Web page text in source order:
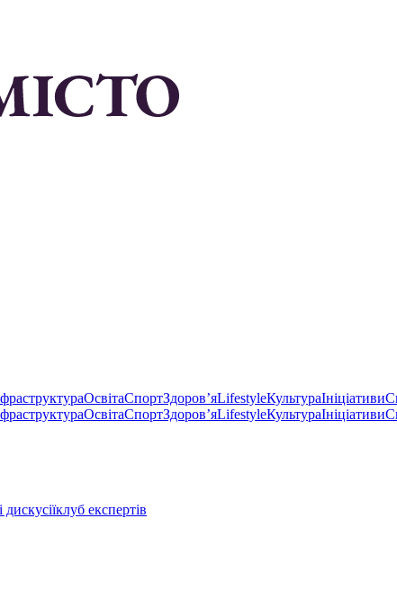
ОсвітаСпортЗдоровʼяLifestyleКультураІніціативи
ОсвітаСпортЗдоровʼяLifestyleКультураІніціативи
дискусіїклуб експертів